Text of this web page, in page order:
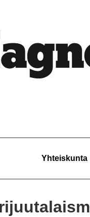
Yhteiskunta